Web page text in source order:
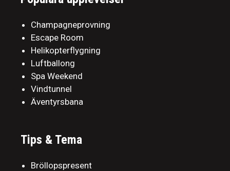
Champagneprovning
Escape Room
Helikopterflygning
Luftballong
Spa Weekend
Vindtunnel
Äventyrsbana
Tips & Tema
Bröllopspresent